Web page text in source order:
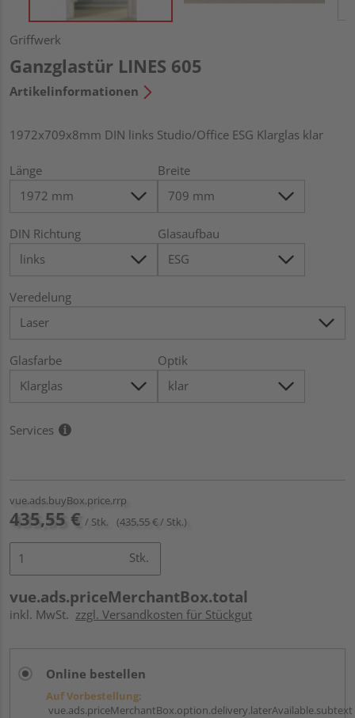
Griffwerk
Ganzglastür LINES 605
Artikelinformationen
1972x709x8mm DIN links Studio/Office ESG Klarglas klar
Länge Breite
DIN Richtung Glasaufbau
Veredelung
Glasfarbe Optik
Services
vue.ads.buyBox.price.rrp
435,55 € / Stk. (435,55 € / Stk.)
Stk.
vue.ads.priceMerchantBox.total
inkl. MwSt. zzgl. Versandkosten für Stückgut
Online bestellen
Auf Vorbestellung:
vue.ads.priceMerchantBox.option.delivery.laterAvailable.subtext